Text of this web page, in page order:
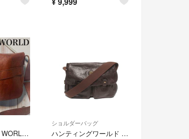
美品 HUNTING WORLD メッセンジャーバッグ 斜めがけ 本革 茶色
ショルダーバッグ
ハンティングワールド ショルダーバッグ 斜め掛け メンズ HUNTING WORLD